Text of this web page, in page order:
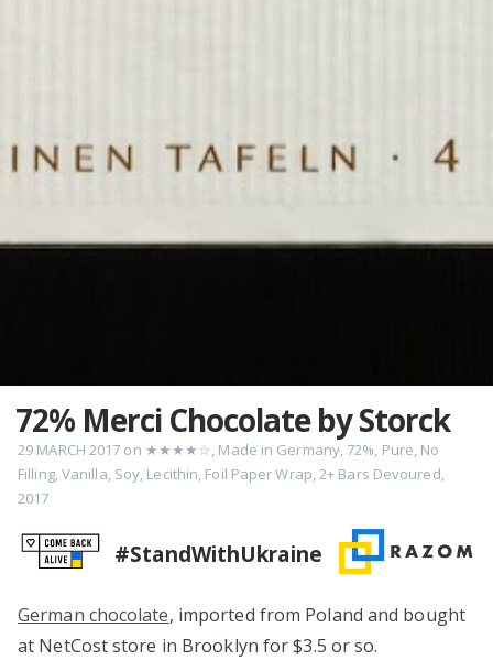
72% Merci Chocolate by Storck
29 MARCH 2017 on ★★★★☆, Made in Germany, 72%, Pure, No
Filling,Vanilla, Soy, Lecithin, Foil Paper Wrap,2+ Bars Devoured,
2017
#StandWithUkraine
German chocolate, imported from Poland and bought
at NetCost store in Brooklyn for $3.5 or so.